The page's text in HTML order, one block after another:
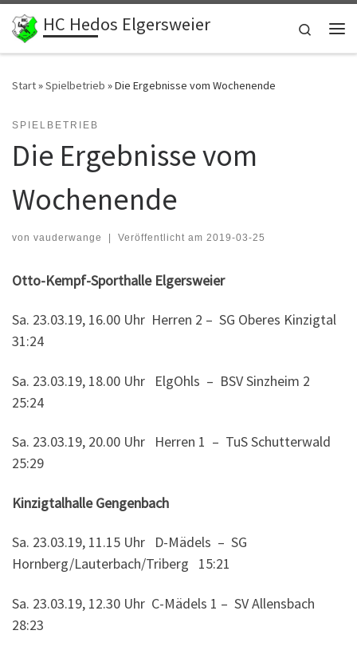
Zum Inhalt springen
HC Hedos Elgersweier
Search
Start»Spielbetrieb »Die Ergebnisse vom Wochenende
SPIELBETRIEB
Die Ergebnisse vom
Wochenende
von vauderwange | Veröffentlicht am 2019-03-25
Otto-Kempf-Sporthalle Elgersweier
Sa. 23.03.19, 16.00 Uhr Herren 2 – SG Oberes Kinzigtal
31:24
Sa. 23.03.19, 18.00 Uhr ElgOhls – BSV Sinzheim 2
25:24
Sa. 23.03.19, 20.00 Uhr Herren 1 – TuS Schutterwald
25:29
Kinzigtalhalle Gengenbach
Sa. 23.03.19, 11.15 Uhr D-Mädels – SG
Hornberg/Lauterbach/Triberg 15:21
Sa. 23.03.19, 12.30 Uhr C-Mädels 1 – SV Allensbach
28:23